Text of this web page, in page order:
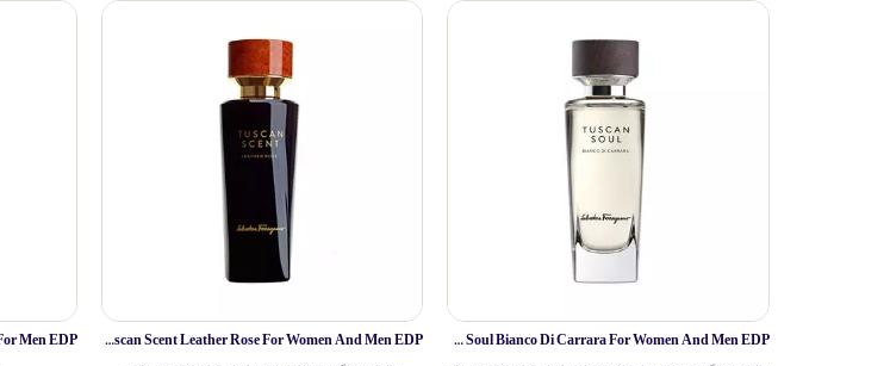
Salvatore Ferragamo Tuscan Soul Bianco Di Carrara For Women And Men EDP
Salvatore Ferragamo Tuscan Scent Leather Rose For Women And Men EDP